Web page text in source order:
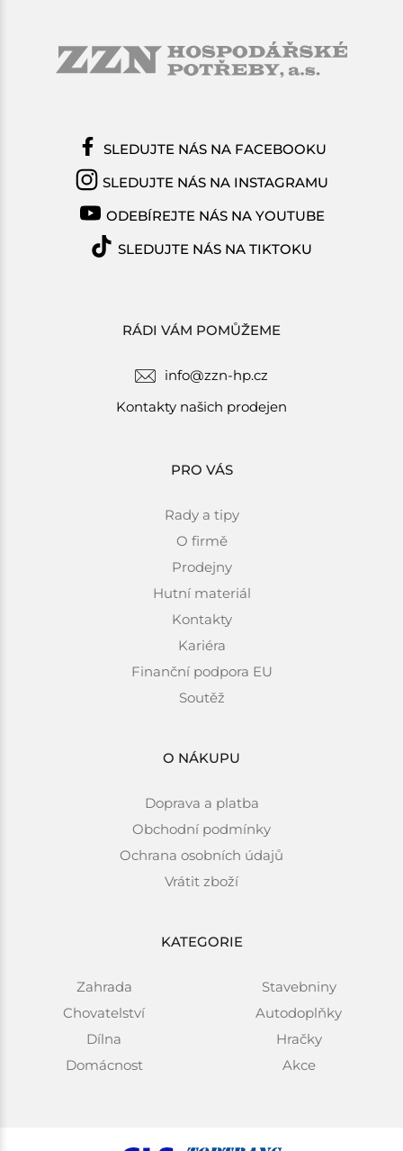
RÁDI VÁM POMŮŽEME
info@zzn-hp.cz
Kontakty našich prodejen
PRO VÁS
Rady a tipy
O firmě
Prodejny
Hutní materiál
Kontakty
Kariéra
Finanční podpora EU
Soutěž
O NÁKUPU
Doprava a platba
Obchodní podmínky
Ochrana osobních údajů
Vrátit zboží
KATEGORIE
Zahrada
Chovatelství
Dílna
Domácnost
Stavebniny
Autodoplňky
Hračky
Akce
SLEDUJTE NÁS NA FACEBOOKU
SLEDUJTE NÁS NA INSTAGRAMU
ODEBÍREJTE NÁS NA YOUTUBE
SLEDUJTE NÁS NA TIKTOKU